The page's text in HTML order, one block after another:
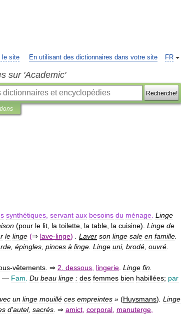
FR
le site En utilisant des dictionnaires dans votre site
sur 'Academic'
Recherche!
synthétiques servant aux besoins du ménage Linge
(pour le lit la toilette la table la cuisine). Linge de
le linge (⇒ lave-linge) Laver son linge sale en famille
épingles pinces à linge Linge uni, brodé ouvré
-vêtements . ⇒ 2 dessous lingerie Linge fin
— Fam Du beau linge : des femmes bien habillées; par
un linge mouillé ces empreintes » (Huysmans) Linge
d'autel, sacrés ⇒ amict corporal manuterge